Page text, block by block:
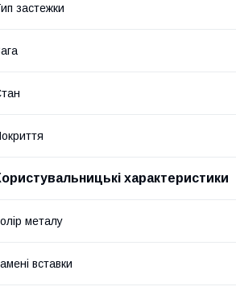
застежки
характеристики
металу
вставки